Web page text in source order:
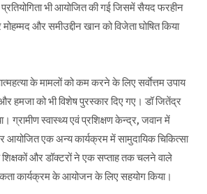
प्रतियोगिता भी आयोजित की गई जिसमें सैयद फरहीन
और समीउद्दीन खान को विजेता घोषित किया
के मामलों को कम करने के लिए सर्वाेत्तम उपाय
हमजा को भी विशेष पुरस्कार दिए गए। डॉ जितेंद्र
ग्रामीण स्वास्थ्य एवं प्रशिक्षण केन्द्र, जवान में
आयोजित एक अन्य कार्यक्रम में सामुदायिक चिकित्सा
शिक्षकों और डॉक्टरों ने एक सप्ताह तक चलने वाले
कार्यक्रम के आयोजन के लिए सहयोग किया।